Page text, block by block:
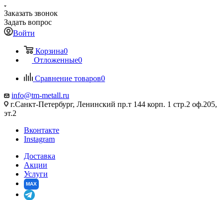
Заказать звонок
Задать вопрос
Войти
Корзина0
Отложенные0
Сравнение товаров0
info@tm-metall.ru
г.Санкт-Петербург, Ленинский пр.т 144 корп. 1 стр.2 оф.205,
эт.2
Вконтакте
Instagram
Доставка
Акции
Услуги
MAX